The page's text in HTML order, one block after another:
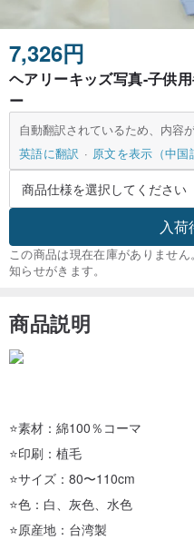
7,326円
ヘアリーキッズ写真-子供
ー
自動翻訳されているため、内容
英語に翻訳
原文を表示（中国
入荷
この商品は現在在庫がありませ
知らせがきます。
商品説明
⭐素材：綿100％コーマ
⭐印刷：植毛
⭐サイズ：80〜110cm
⭐色：白、灰色、水色
⭐原産地：台湾製